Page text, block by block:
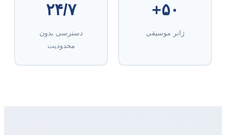
۵۰+
ژانر موسیقی
۲۴/۷
دسترسی بدون
محدودیت